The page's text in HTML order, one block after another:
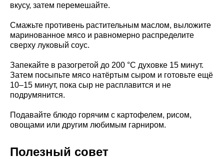
вкусу, затем перемешайте.
Смажьте противень растительным маслом, выложите
маринованное мясо и равномерно распределите
сверху луковый соус.
Запекайте в разогретой до 200 °C духовке 15 минут.
Затем посыпьте мясо натёртым сыром и готовьте ещё
10–15 минут, пока сыр не расплавится и не
подрумянится.
Подавайте блюдо горячим с картофелем, рисом,
овощами или другим любимым гарниром.
Полезный совет